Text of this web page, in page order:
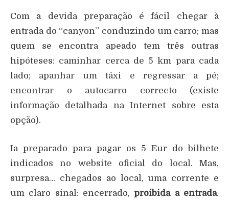
Com a devida preparação é fácil chegar à
entrada do “canyon” conduzindo um carro; mas
quem se encontra apeado tem três outras
hipóteses: caminhar cerca de 5 km para cada
lado; apanhar um táxi e regressar a pé;
encontrar o autocarro correcto (existe
informação detalhada na Internet sobre esta
opção).
Ia preparado para pagar os 5 Eur do bilhete
indicados no website oficial do local. Mas,
surpresa… chegados ao local, uma corrente e
um claro sinal: encerrado,proibida a entrada.